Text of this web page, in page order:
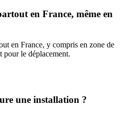
en France, même en
en France, y compris en zone de
pour le déplacement.
une installation ?